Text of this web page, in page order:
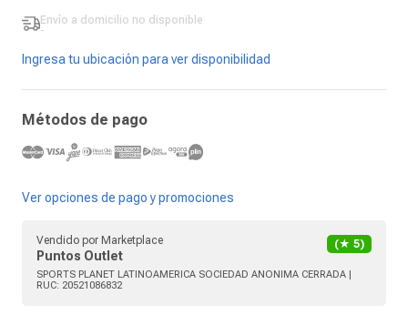
Envío a domicilio no disponible
-
Ingresa tu ubicación para ver disponibilidad
Métodos de pago
Ver opciones de pago y promociones
Vendido por Marketplace
Puntos Outlet
(★ 5)
SPORTS PLANET LATINOAMERICA SOCIEDAD ANONIMA CERRADA
RUC: 20521086832